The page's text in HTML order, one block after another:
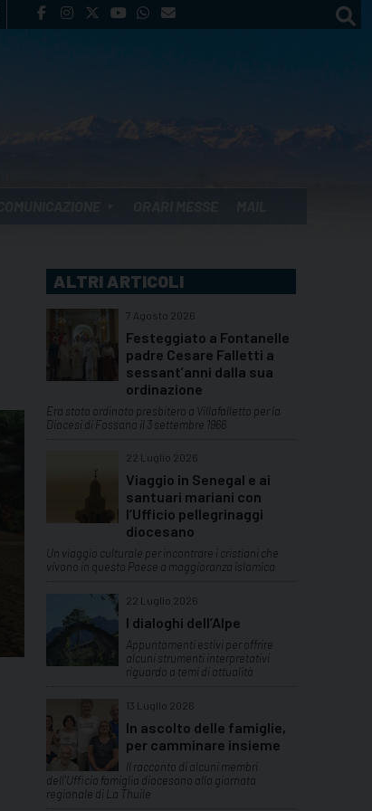
ALTRI ARTICOLI
7 Agosto 2026
Festeggiato a Fontanelle
padre Cesare Falletti a
sessant’anni dalla sua
ordinazione
Era stato ordinato presbitero a Villafalletto per la
Diocesi di Fossano il 3 settembre 1966
22 Luglio 2026
Viaggio in Senegal e ai
santuari mariani con
l’Ufficio pellegrinaggi
diocesano
Un viaggio culturale per incontrare i cristiani che
vivono in questo Paese a maggioranza islamica
22 Luglio 2026
I dialoghi dell’Alpe
Appuntamenti estivi per offrire
alcuni strumenti interpretativi
riguardo a temi di attualità
13 Luglio 2026
In ascolto delle famiglie,
per camminare insieme
Il racconto di alcuni membri
dell'Ufficio famiglia diocesano alla giornata
regionale di La Thuile